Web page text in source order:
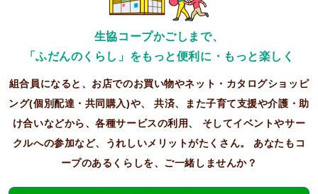
生協コープかごしまで、
「ふだんのくらし」をもっと便利に・もっと楽しく
組合員になると、お店でのお買い物やネット・カタログショッピ
ング(個別配達・共同購入)や、共済、また子育て支援や介護・助
け合いなどから、各種サービスの利用、
そしてイベントやサー
クルへの参加など、うれしいメリットがたくさん。
あなたもコ
ープのあるくらしを、ご一緒しませんか？